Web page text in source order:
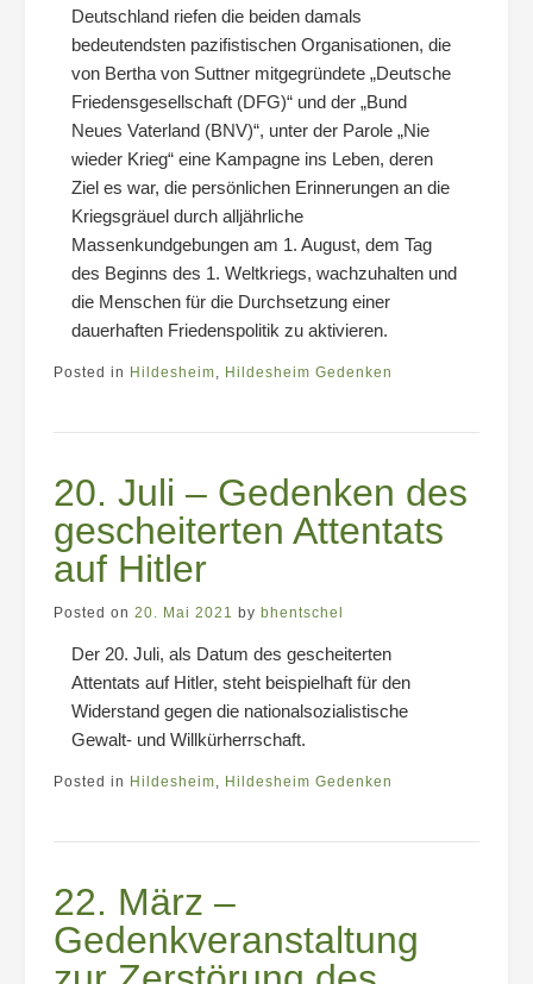
Deutschland riefen die beiden damals
bedeutendsten pazifistischen Organisationen, die
von Bertha von Suttner mitgegründete „Deutsche
Friedensgesellschaft (DFG)“ und der „Bund
Neues Vaterland (BNV)“, unter der Parole „Nie
wieder Krieg“ eine Kampagne ins Leben, deren
Ziel es war, die persönlichen Erinnerungen an die
Kriegsgräuel durch alljährliche
Massenkundgebungen am 1. August, dem Tag
des Beginns des 1. Weltkriegs, wachzuhalten und
die Menschen für die Durchsetzung einer
dauerhaften Friedenspolitik zu aktivieren.
Posted in Hildesheim, Hildesheim Gedenken
20. Juli – Gedenken des
gescheiterten Attentats
auf Hitler
Posted on 20. Mai 2021 by bhentschel
Der 20. Juli, als Datum des gescheiterten
Attentats auf Hitler, steht beispielhaft für den
Widerstand gegen die nationalsozialistische
Gewalt- und Willkürherrschaft.
Posted in Hildesheim, Hildesheim Gedenken
22. März –
Gedenkveranstaltung